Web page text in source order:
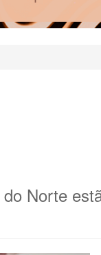
Norte